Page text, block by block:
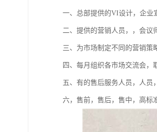
一、总部提供的VI设计，企业
二、提供的营销人员，，会议
三、为市场制定不同的营销策
四、每月组织各市场交流会，
五、有的售后服务人员，人员
六，售前，售后，售中，高标